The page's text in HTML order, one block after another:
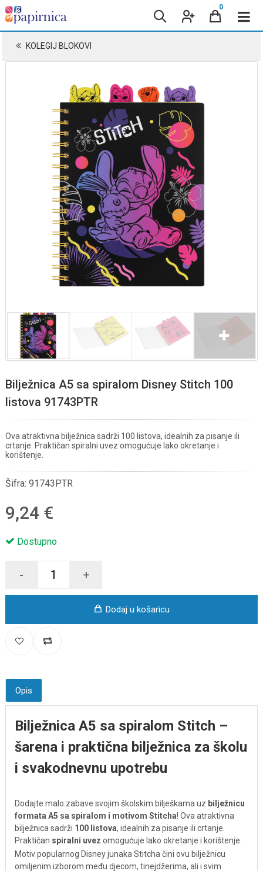
0
KOLEGIJ BLOKOVI
Bilježnica A5 sa spiralom Disney Stitch 100
listova 91743PTR
Ova atraktivna bilježnica sadrži 100 listova, idealnih za pisanje ili
crtanje. Praktičan spiralni uvez omogućuje lako okretanje i
korištenje.
Šifra: 91743PTR
9,24 €
Dostupno
- +
Dodaj u košaricu
Opis
Bilježnica A5 sa spiralom Stitch –
šarena i praktična bilježnica za školu
i svakodnevnu upotrebu
Dodajte malo zabave svojim školskim bilješkama uz bilježnicu
formata A5 sa spiralom i motivom Stitcha! Ova atraktivna
bilježnica sadrži 100 listova, idealnih za pisanje ili crtanje.
Praktičan spiralni uvez omogućuje lako okretanje i korištenje.
Motiv popularnog Disney junaka Stitcha čini ovu bilježnicu
omiljenim izborom među djecom, tinejdžerima, ali i svim